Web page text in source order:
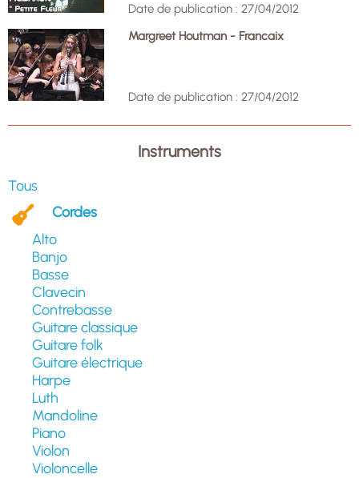
Instruments
Tous
Cordes
Alto
Banjo
Basse
Clavecin
Contrebasse
Guitare classique
Guitare folk
Guitare électrique
Harpe
Luth
Mandoline
Piano
Violon
Violoncelle
Date de publication : 27/04/2012
Margreet Houtman - Francaix
Date de publication : 27/04/2012